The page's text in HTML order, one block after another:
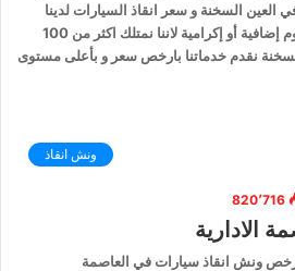
العين السخنة و سعر انقاذ السيارات لدينا
ثابت ولن يتم مطالبتك بأي رسوم إضافية أو إكرامية لاننا نمتلك اكثر من 100
نقدم خدماتنا بارخص سعر و بأعلى مستوى
ونش انقاذ
820٬716
الادارية
ونش انقاذ سيارات في العاصمة